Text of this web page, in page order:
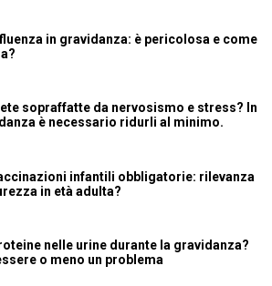
in gravidanza: è pericolosa e come
sopraffatte da nervosismo e stress? In
è necessario ridurli al minimo.
infantili obbligatorie: rilevanza
in età adulta?
nelle urine durante la gravidanza?
o meno un problema